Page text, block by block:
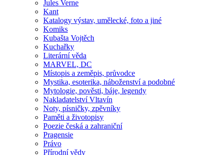
Jules Verne
Kant
Katalogy výstav, umělecké, foto a jiné
Komiks
Kubašta Vojtěch
Kuchařky
Literární věda
MARVEL, DC
Místopis a zeměpis, průvodce
Mystika, esoterika, náboženství a podobné
Mytologie, pověsti, báje, legendy
Nakladatelství Vltavín
Noty, písničky, zpěvníky
Paměti a životopisy
Poezie česká a zahraniční
Pragensie
Právo
Přírodní vědy